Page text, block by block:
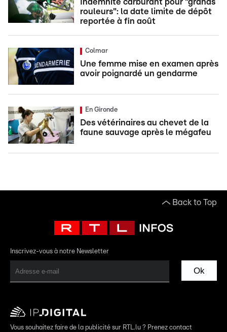
Indemnité carburant pour "grands
rouleurs": la date limite de dépôt
reportée à fin août
Colmar
Une femme mise en examen après
avoir poignardé un gendarme
En Gironde
Des vétérinaires au chevet de la
faune sauvage après le mégafeu
Back to Top
Inscrivez-vous à notre Newsletter
Ok
Vous souhaitez faire de la publicité sur RTL.lu ? Prenez contact